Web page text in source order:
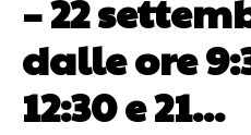
– 22
dalle ore
12:30 e 21...